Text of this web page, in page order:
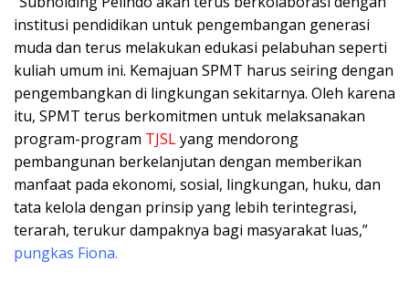
institusi pendidikan untuk pengembangan generasi
muda dan terus melakukan edukasi pelabuhan seperti
kuliah umum ini. Kemajuan SPMT harus seiring dengan
pengembangkan di lingkungan sekitarnya. Oleh karena
itu, SPMT terus berkomitmen untuk melaksanakan
program-program TJSLyang mendorong
pembangunan berkelanjutan dengan memberikan
manfaat pada ekonomi, sosial, lingkungan, huku, dan
tata kelola dengan prinsip yang lebih terintegrasi,
terarah, terukur dampaknya bagi masyarakat luas,”
pungkas Fiona.